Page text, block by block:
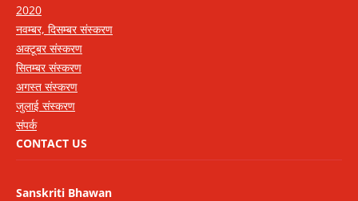
2020
नवम्बर, दिसम्बर संस्करण
अक्टूबर संस्करण
सितम्बर संस्करण
अगस्त संस्करण
जुलाई संस्करण
संपर्क
CONTACT US
Sanskriti Bhawan